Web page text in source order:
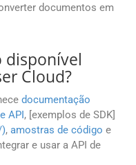
documentos em
disponível
Cloud?
documentação
API, [exemplos de SDK]
), amostras de código e
e usar a API de